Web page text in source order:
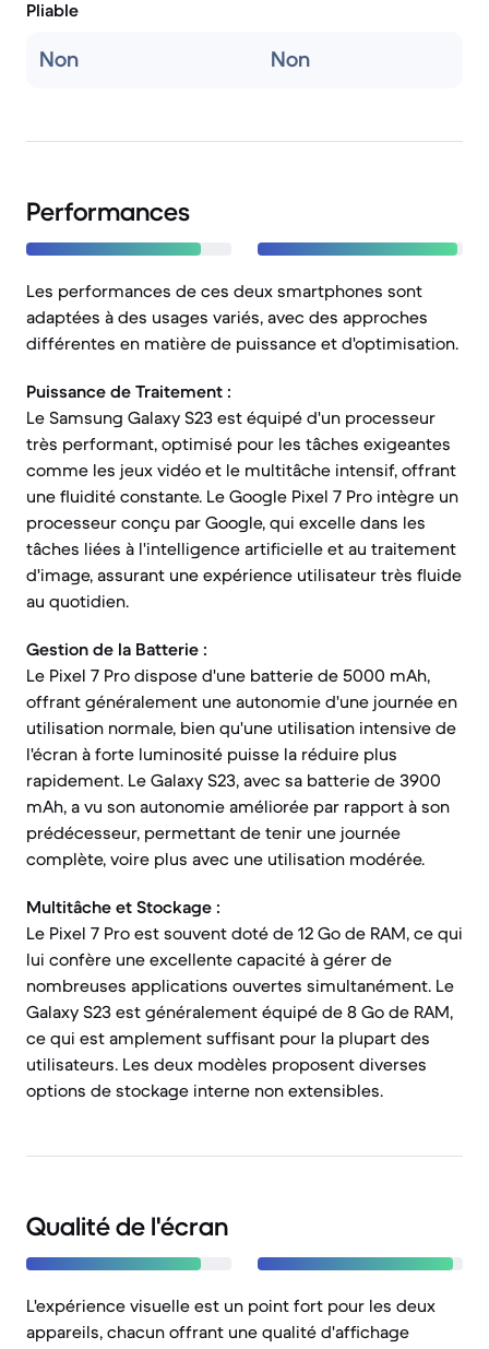
Pliable
Non Non
Performances
Les performances de ces deux smartphones sont
adaptées à des usages variés, avec des approches
différentes en matière de puissance et d'optimisation.
Puissance de Traitement :
Le Samsung Galaxy S23 est équipé d'un processeur
très performant, optimisé pour les tâches exigeantes
comme les jeux vidéo et le multitâche intensif, offrant
une fluidité constante. Le Google Pixel 7 Pro intègre un
processeur conçu par Google, qui excelle dans les
tâches liées à l'intelligence artificielle et au traitement
d'image, assurant une expérience utilisateur très fluide
au quotidien.
Gestion de la Batterie :
Le Pixel 7 Pro dispose d'une batterie de 5000 mAh,
offrant généralement une autonomie d'une journée en
utilisation normale, bien qu'une utilisation intensive de
l'écran à forte luminosité puisse la réduire plus
rapidement. Le Galaxy S23, avec sa batterie de 3900
mAh, a vu son autonomie améliorée par rapport à son
prédécesseur, permettant de tenir une journée
complète, voire plus avec une utilisation modérée.
Multitâche et Stockage :
Le Pixel 7 Pro est souvent doté de 12 Go de RAM, ce qui
lui confère une excellente capacité à gérer de
nombreuses applications ouvertes simultanément. Le
Galaxy S23 est généralement équipé de 8 Go de RAM,
ce qui est amplement suffisant pour la plupart des
utilisateurs. Les deux modèles proposent diverses
options de stockage interne non extensibles.
Qualité de l'écran
L'expérience visuelle est un point fort pour les deux
appareils, chacun offrant une qualité d'affichage